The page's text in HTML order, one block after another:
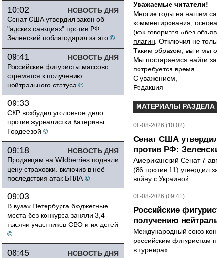
НОВОСТЬ ДНЯ
10:02
Сенат США утвердил закон об
"адских санкциях" против РФ:
Зеленский поблагодарил за это ©
НОВОСТЬ ДНЯ
09:41
Российские фигуристы массово
стремятся к получению
нейтрального статуса ©
09:33
СКР возбудил уголовное дело
против журналистки Катерины
Гордеевой ©
НОВОСТЬ ДНЯ
09:18
Продавцам на Wildberries подняли
цену страховки, включив в неё
последствия атак БПЛА ©
09:03
В вузах Петербурга бюджетные
места без конкурса заняли 3,4
тысячи участников СВО и их детей
©
НОВОСТЬ ДНЯ
08:45
Уважаемые читатели!
Многие годы на нашем
комментирования,
(как говорится «без
плагин . Отключил не
Таким образом, вы и мы
Мы постараемся найти
потребуется время.
С уважением,
Редакция
МАТЕРИАЛЫ РАЗДЕЛА
08-08-2026 (10:02)
Сенат США
против РФ:
Американский Сенат 7
(86 против 11) утвердил
войну с Украиной.
08-08-2026 (09:41)
Российские
получению
Международный союз
российским фигуристам
в турнирах.